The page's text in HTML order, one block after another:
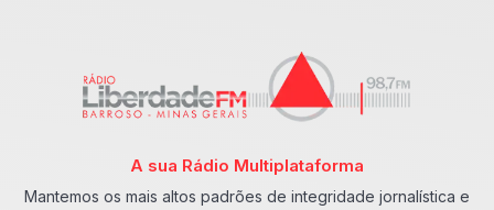
A sua Rádio Multiplataforma
Mantemos os mais altos padrões de integridade jornalística e